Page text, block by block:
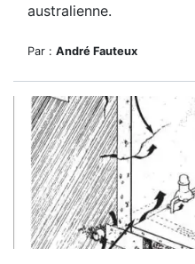
australienne.
Par : André Fauteux